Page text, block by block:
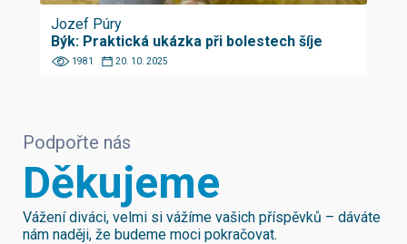
Jozef Púry
Býk: Praktická ukázka při bolestech šíje
1981 20. 10. 2025
Podpořte nás
Děkujeme
Vážení diváci, velmi si vážíme vašich příspěvků – dáváte
nám naději, že budeme moci pokračovat.